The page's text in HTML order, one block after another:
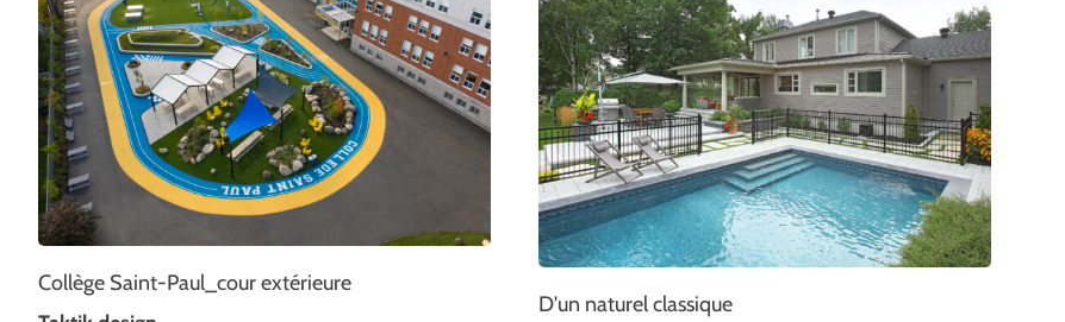
Collège Saint-Paul_cour extérieure
D'un naturel classique